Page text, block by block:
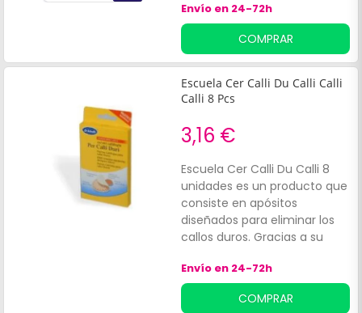
roce y reduce la presión a la
que se someten los pies,
manteniendo al máximo la
estabilidad de los dedos y de
las uñas.
Envío en 24-72h
COMPRAR
Escuela Cer Calli Du Calli Calli
Calli 8 Pcs
3,16 €
Escuela Cer Calli Du Calli 8
unidades es un producto que
consiste en apósitos
diseñados para eliminar los
callos duros. Gracias a su
proporcionan:Eliminación
eficaz y segura de callos.
Envío en 24-72h
COMPRAR